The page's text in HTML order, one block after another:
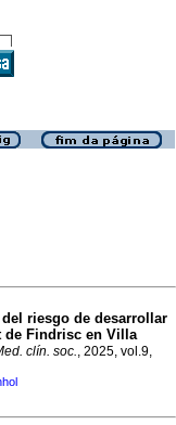
riesgo de desarrollar
de Findrisc en Villa
clín. soc., 2025, vol.9,